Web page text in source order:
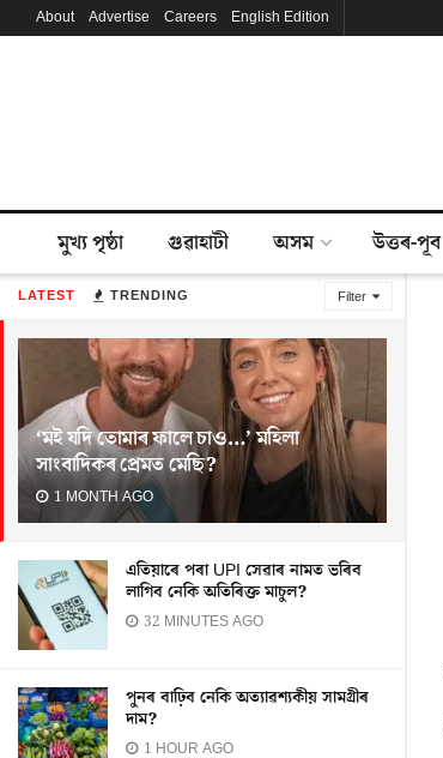
LATEST TRENDING Filter
‘মই যদি তোমাৰ ফালে চাও…’ মহিলা
সাংবাদিকৰ প্ৰেমত মেছি?
1 MONTH AGO
এতিয়াৰে পৰা UPI সেৱাৰ নামত ভৰিব
লাগিব নেকি অতিৰিক্ত মাচুল?
32 MINUTES AGO
পুনৰ বাঢ়িব নেকি অত্যাৱশ্যকীয় সামগ্ৰীৰ
দাম?
1 HOUR AGO
About Advertise Careers English Edition
মুখ্য পৃষ্ঠা গুৱাহাটী অসম উত্তৰ-পূব